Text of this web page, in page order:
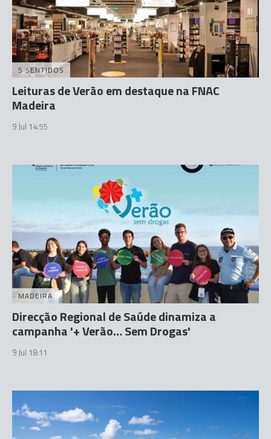
5 SENTIDOS
Leituras de Verão em destaque na FNAC
Madeira
9 Jul 14:55
MADEIRA
Direcção Regional de Saúde dinamiza a
campanha '+ Verão… Sem Drogas'
9 Jul 18:11